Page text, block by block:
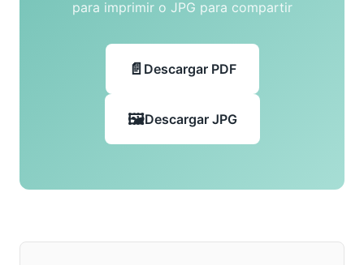
para imprimir o JPG para compartir
Descargar PDF
Descargar JPG